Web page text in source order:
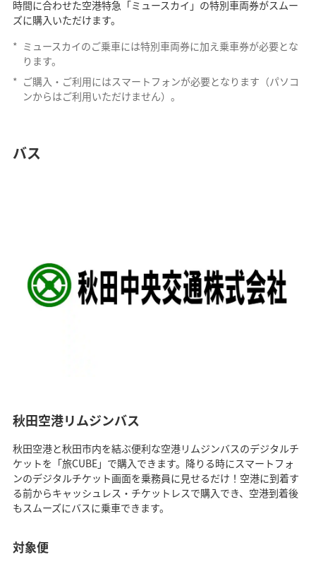
時間に合わせた空港特急「ミュースカイ」の特別車両券がスムー
ズに購入いただけます。
* ミュースカイのご乗車には特別車両券に加え乗車券が必要とな
ります。
* ご購入・ご利用にはスマートフォンが必要となります（パソコ
ンからはご利用いただけません）。
バス
秋田空港リムジンバス
秋田空港と秋田市内を結ぶ便利な空港リムジンバスのデジタルチ
ケットを「旅CUBE」で購入できます。降りる時にスマートフォ
ンのデジタルチケット画面を乗務員に見せるだけ！空港に到着す
る前からキャッシュレス・チケットレスで購入でき、空港到着後
もスムーズにバスに乗車できます。
対象便